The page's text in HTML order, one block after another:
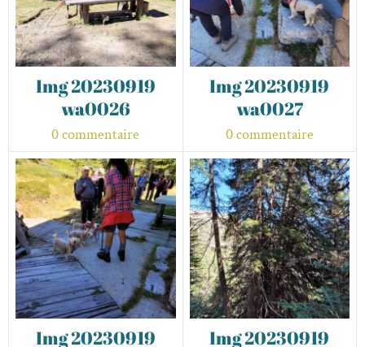
Img 20230919
wa0026
0 commentaire
Img 20230919
wa0027
0 commentaire
Img 20230919 Img 20230919